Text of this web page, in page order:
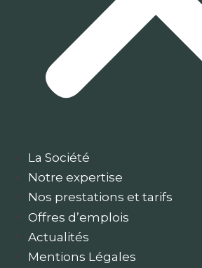
La Société
Notre expertise
Nos prestations et tarifs
Offres d’emplois
Actualités
Mentions Légales